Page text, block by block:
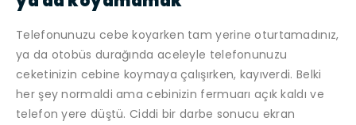
Telefonunuzu cebe koyarken tam yerine oturtamadınız,
ya da otobüs durağında aceleyle telefonunuzu
ceketinizin cebine koymaya çalışırken, kayıverdi. Belki
her şey normaldi ama cebinizin fermuarı açık kaldı ve
telefon yere düştü. Ciddi bir darbe sonucu ekran